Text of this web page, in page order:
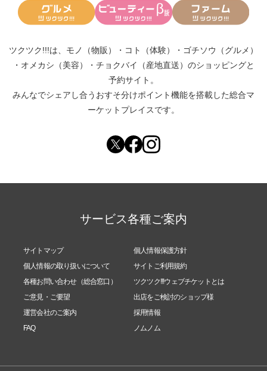
ツクツク!!!は、 モノ（物販） ・ コト（体験） ・ ゴチソウ（グルメ）
・ オメカシ（美容） ・ チョクバイ（産地直送） のショッピングと
予約サイト。
みんなでシェアし合う おすそ分けポイント機能を搭載した総合マ
ーケットプレイスです。
サービス各種ご案内
サイトマップ
個人情報保護方針
個人情報の取り扱いについて
サイトご利用規約
各種お問い合わせ（総合窓口）
ツクツク!!!ウェブチケットとは
ご意見・ご要望
出店をご検討のショップ様
運営会社のご案内
採用情報
FAQ
ノムノム